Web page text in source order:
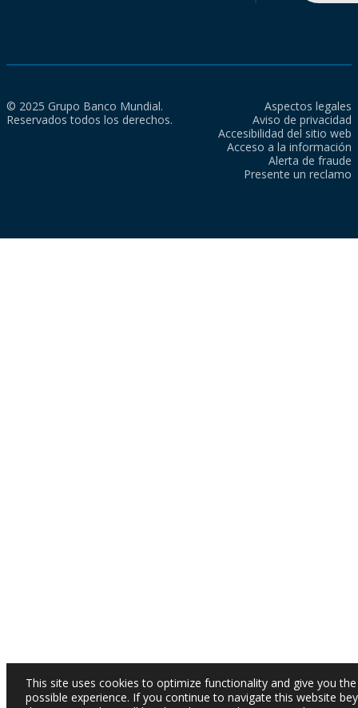
© 2025 Grupo Banco Mundial.
Reservados todos los derechos.
Aspectos legales
Aviso de privacidad
Accesibilidad del sitio web
Acceso a la información
Alerta de fraude
Presente un reclamo
This site uses cookies to optimize functionality and give you
possible experience. If you continue to navigate this website